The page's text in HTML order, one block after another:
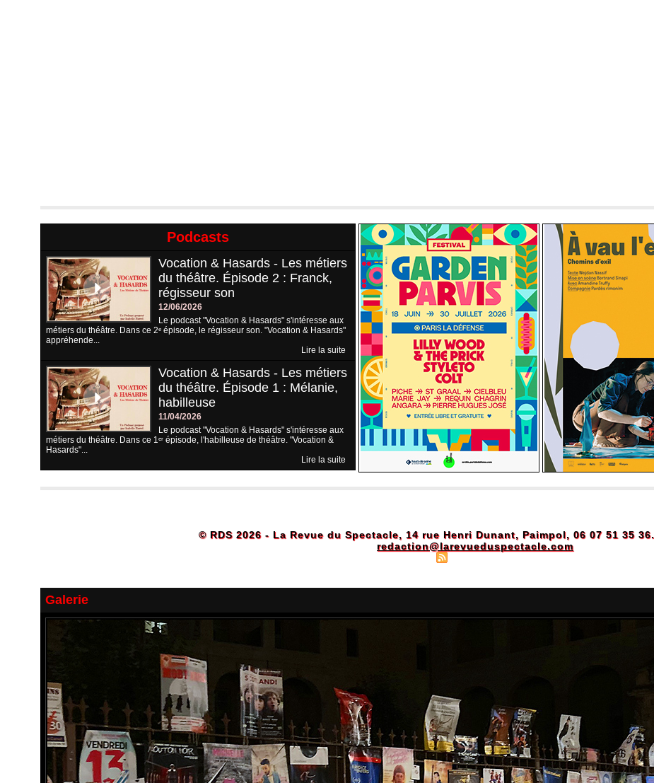
Podcasts
Vocation & Hasards - Les métiers
du théâtre. Épisode 2 : Franck,
régisseur son
12/06/2026
Le podcast "Vocation & Hasards" s'intéresse aux
métiers du théâtre. Dans ce 2ᵉ épisode, le régisseur son. "Vocation & Hasards"
appréhende...
Lire la suite
Vocation & Hasards - Les métiers
du théâtre. Épisode 1 : Mélanie,
habilleuse
11/04/2026
Le podcast "Vocation & Hasards" s'intéresse aux
métiers du théâtre. Dans ce 1ᵉʳ épisode, l'habilleuse de théâtre. "Vocation &
Hasards"...
Lire la suite
© RDS 2026 - La Revue du Spectacle, 14 rue Henri Dunant, Paimpol, 06 07 51 35 36.
redaction@larevueduspectacle.com
Galerie